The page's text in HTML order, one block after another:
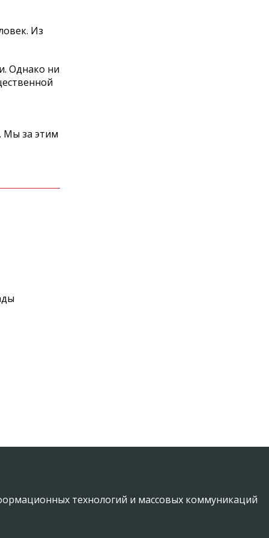
Из
Однако ни
Мы за этим
технологий и массовых коммуникаций